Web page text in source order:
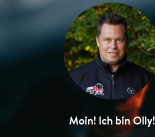
Moin! Ich bin Olly!